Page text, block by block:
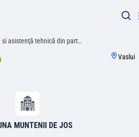
si asistenţă tehnică din part…
Vaslui
MUNTENII DE JOS